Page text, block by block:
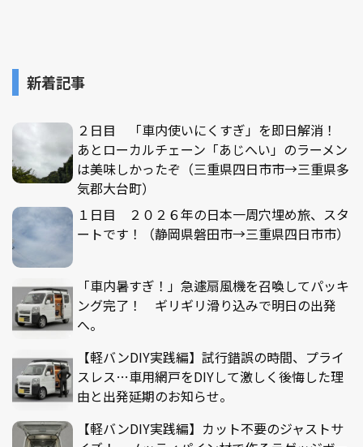
新着記事
２日目 「車内使いにくすぎ」を即日解消！
あとローカルチェーン「あじへい」のラーメン
は美味しかったぞ（三重県四日市市→三重県多
気郡大台町）
１日目 ２０２６年の日本一周穴埋め旅、スタ
ートです！（静岡県磐田市→三重県四日市市）
「車内暑すぎ！」急遽扇風機を召喚してパッキ
ング完了！ ギリギリ滑り込みで明日の出発
へ。
【軽バンDIY実践編】試行錯誤の時間、プライ
スレス…車用網戸をDIYして激しく後悔した理
由と出発延期のお知らせ。
【軽バンDIY実践編】カット不要のジャストサ